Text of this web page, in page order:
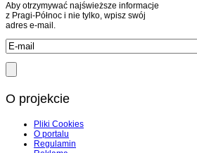
Aby otrzymywać najświeższe informacje
z Pragi-Północ i nie tylko, wpisz swój
adres e-mail.
O projekcie
Pliki Cookies
O portalu
Regulamin